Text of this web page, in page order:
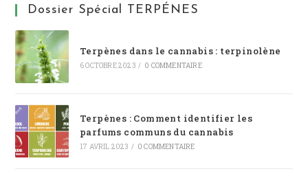
Dossier Spécial TERPÉNES
Terpènes dans le cannabis : terpinolène
6 OCTOBRE 2023 / 0 COMMENTAIRE
Terpènes : Comment identifier les
parfums communs du cannabis
17 AVRIL 2023 / 0 COMMENTAIRE